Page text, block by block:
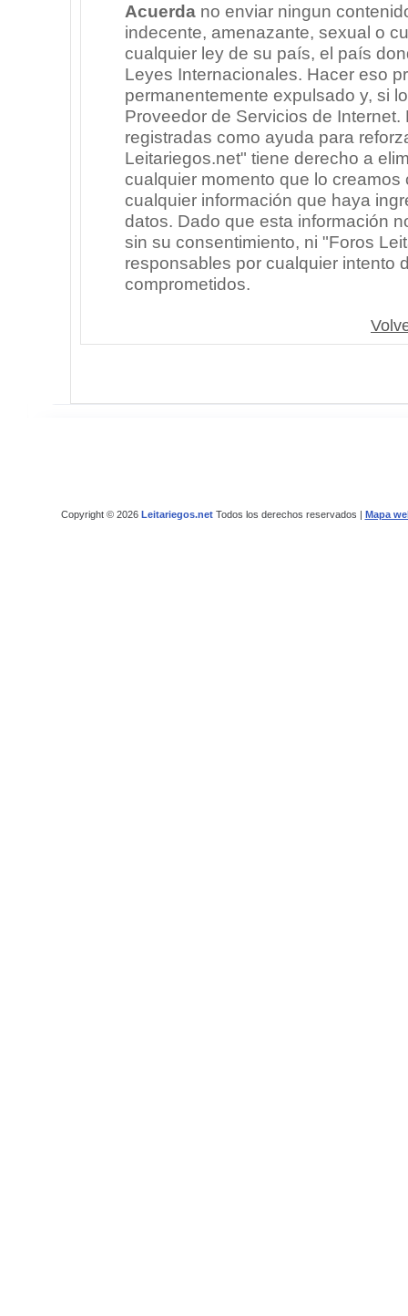
Acuerdano enviar ningun
indecente, amenazante, sexual o
cualquier ley de su país, el país
Leyes Internacionales. Hacer eso
permanentemente expulsado y, si
Proveedor de Servicios de
registradas como ayuda para
Leitariegos.net" tiene derecho a
cualquier momento que lo
cualquier información que haya
datos. Dado que esta información
sin su consentimiento, ni "Foros
responsables por cualquier intento
comprometidos.
Copyright © 2026 Leitariegos.netTodos los derechos reservados | Mapa